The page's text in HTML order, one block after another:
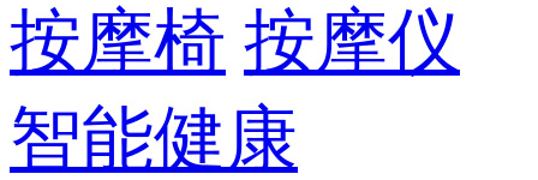
按摩椅 按摩仪
智能健康